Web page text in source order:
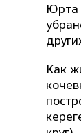
Юрта
Как